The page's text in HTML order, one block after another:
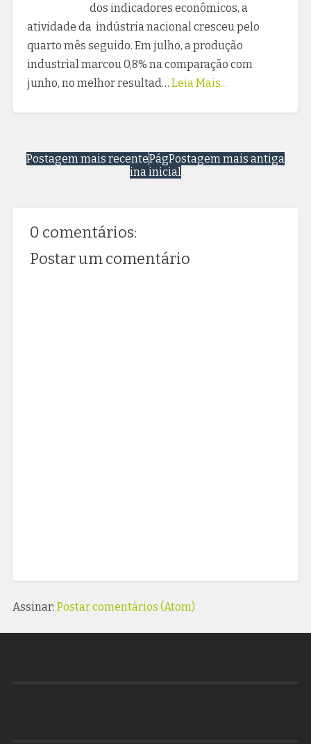
dos indicadores econômicos, a
atividade da indústria nacional cresceu pelo
quarto mês seguido. Em julho, a produção
industrial marcou 0,8% na comparação com
junho, no melhor resultad… Leia Mais...
Postagem mais recente Postagem mais antiga
Pág
ina inicial
0 comentários:
Postar um comentário
Assinar: Postar comentários (Atom)